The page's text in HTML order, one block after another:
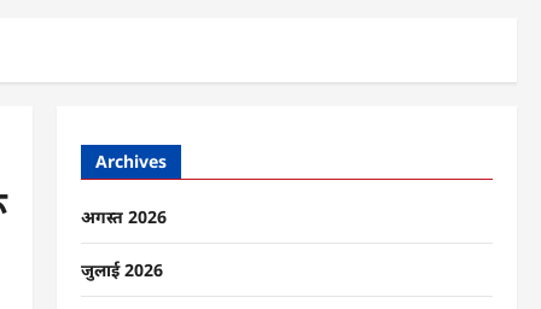
Archives
अगस्त 2026
जुलाई 2026